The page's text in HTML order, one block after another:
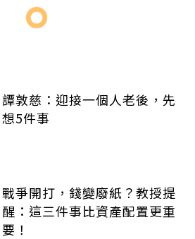
譚敦慈：迎接一個人老後，先
想5件事
戰爭開打，錢變廢紙？教授提
醒：這三件事比資產配置更重
要！